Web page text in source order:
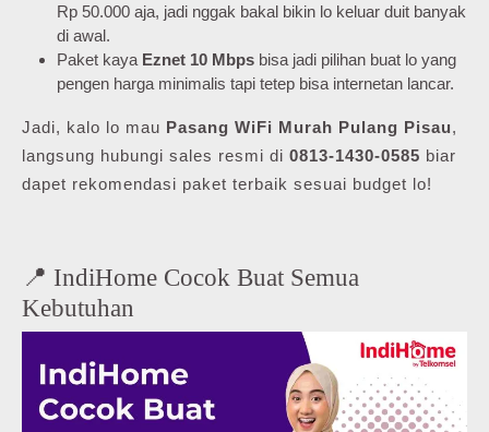
Rp 50.000 aja, jadi nggak bakal bikin lo keluar duit banyak
di awal.
Paket kaya Eznet 10 Mbps bisa jadi pilihan buat lo yang
pengen harga minimalis tapi tetep bisa internetan lancar.
Jadi, kalo lo mau Pasang WiFi Murah Pulang Pisau,
langsung hubungi sales resmi di 0813-1430-0585 biar
dapet rekomendasi paket terbaik sesuai budget lo!
📍 IndiHome Cocok Buat Semua
Kebutuhan